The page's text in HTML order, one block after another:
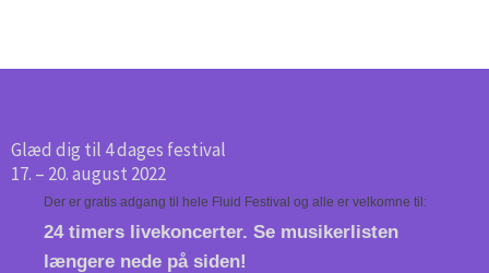
Glæd dig til 4 dages festival
17. – 20. august 2022
Der er gratis adgang til hele Fluid Festival og alle er velkomne til:
24 timers livekoncerter. Se musikerlisten
længere nede på siden!